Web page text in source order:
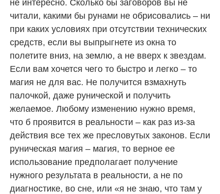
не интересно. Сколько бы заговоров вы не
читали, какими бы рунами не обрисовались – ни
при каких условиях при отсутствии технических
средств, если вы выпрыгнете из окна то
полетите вниз, на землю, а не вверх к звездам.
Если вам хочется чего то быстро и легко – то
магия не для вас. Не получится взмахнуть
палочкой, даже рунической и получить
желаемое. Любому изменению нужно время,
что б проявится в реальности – как раз из-за
действия все тех же пресловутых законов. Если
руническая магия – магия, то верное ее
использование предполагает получение
нужного результата в реальности, а не по
диагностике, во сне, или «я не знаю, что там у